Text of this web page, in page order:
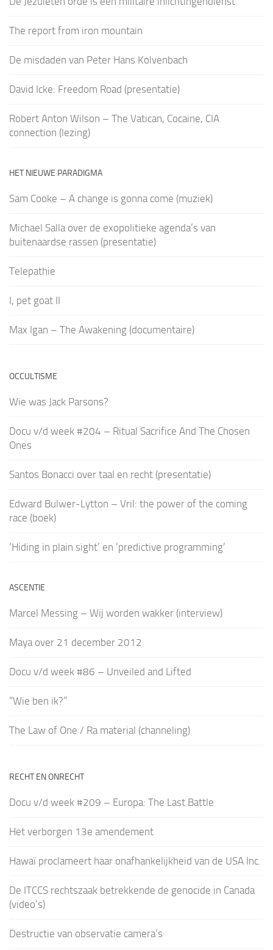
The report from iron mountain
De misdaden van Peter Hans Kolvenbach
David Icke: Freedom Road (presentatie)
Robert Anton Wilson – The Vatican, Cocaine, CIA
connection (lezing)
HET NIEUWE PARADIGMA
Sam Cooke – A change is gonna come (muziek)
Michael Salla over de exopolitieke agenda’s van
buitenaardse rassen (presentatie)
Telepathie
I, pet goat II
Max Igan – The Awakening (documentaire)
OCCULTISME
Wie was Jack Parsons?
Docu v/d week #204 – Ritual Sacrifice And The Chosen
Ones
Santos Bonacci over taal en recht (presentatie)
Edward Bulwer-Lytton – Vril: the power of the coming
race (boek)
‘Hiding in plain sight’ en ‘predictive programming’
ASCENTIE
Marcel Messing – Wij worden wakker (interview)
Maya over 21 december 2012
Docu v/d week #86 – Unveiled and Lifted
“Wie ben ik?”
The Law of One / Ra material (channeling)
RECHT EN ONRECHT
Docu v/d week #209 – Europa: The Last Battle
Het verborgen 13e amendement
Hawaï proclameert haar onafhankelijkheid van de USA Inc.
De ITCCS rechtszaak betrekkende de genocide in Canada
(video’s)
Destructie van observatie camera’s